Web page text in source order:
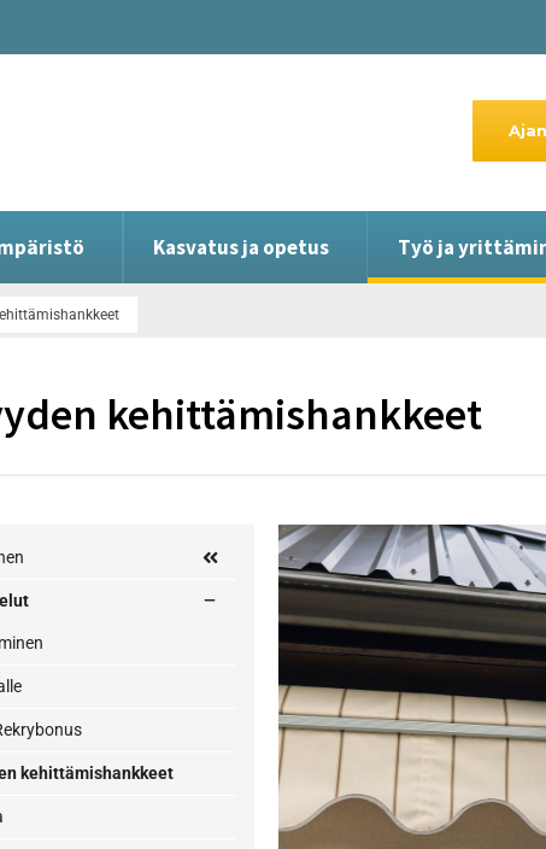
Kasvatus ja opetus Työ ja
kehittämishankkeet
kehittämishankkeet